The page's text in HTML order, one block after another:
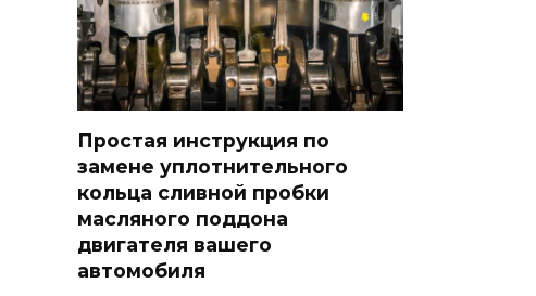
Простая инструкция по
замене уплотнительного
кольца сливной пробки
масляного поддона
двигателя вашего
автомобиля